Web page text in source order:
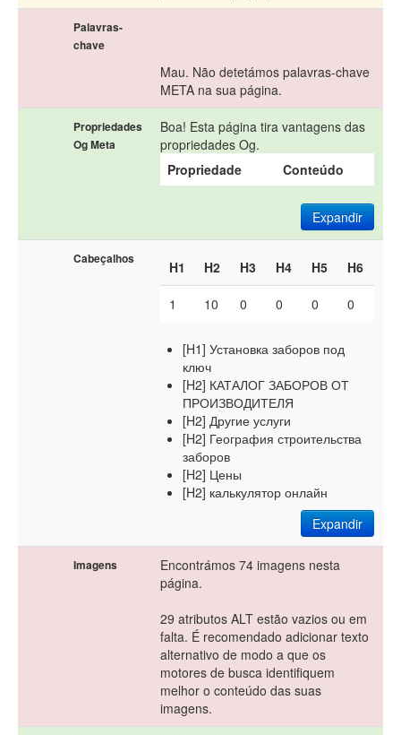
Palavras-
chave
Mau. Não detetámos palavras-chave
META na sua página.
Propriedades
Og Meta
Boa! Esta página tira vantagens das
propriedades Og.
Propriedade
Conteúdo
Expandir
Cabeçalhos H1 H2 H3 H4 H5 H6
1 10 0 0 0 0
[H1] Установка заборов под
ключ
[H2] КАТАЛОГ ЗАБОРОВ ОТ
ПРОИЗВОДИТЕЛЯ
[H2] Другие услуги
[H2] География строительства
заборов
[H2] Цены
[H2] калькулятор онлайн
Expandir
Imagens
Encontrámos 74 imagens nesta
página.
29 atributos ALT estão vazios ou em
falta. É recomendado adicionar texto
alternativo de modo a que os
motores de busca identifiquem
melhor o conteúdo das suas
imagens.